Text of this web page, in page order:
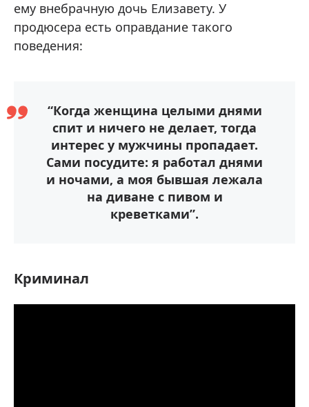
ему внебрачную дочь Елизавету. У
продюсера есть оправдание такого
поведения:
“Когда женщина целыми днями
спит и ничего не делает, тогда
интерес у мужчины пропадает.
Сами посудите: я работал днями
и ночами, а моя бывшая лежала
на диване с пивом и
креветками”.
Криминал